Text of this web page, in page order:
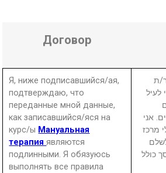
Договор
Я, ниже подписавшийся/ая,
подтверждаю, что
переданные мной данные,
как записавшийся/яся на
курс/ы Мануальная
терапияявляются
подлинными. Я обязуюсь
выполнять все правила
ת
אני
מרכז
כולל